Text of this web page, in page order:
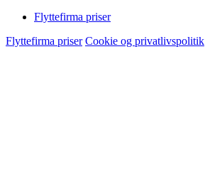
Flyttefirma priser
Flyttefirma priser Cookie og privatlivspolitik